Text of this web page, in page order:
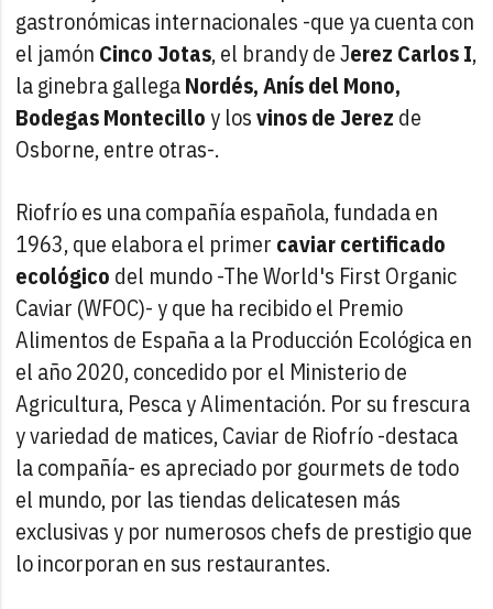
gastronómicas internacionales -que ya cuenta con
el jamón Cinco Jotas, el brandy de Jerez Carlos I,
la ginebra gallegaNordés, Anís del Mono,
Bodegas Montecilloy losvinos de Jerez de
Osborne, entre otras-.
Riofrío es una compañía española, fundada en
1963, que elabora el primer caviar certificado
ecológico del mundo -The World's First Organic
Caviar (WFOC)- y que ha recibido el Premio
Alimentos de España a la Producción Ecológica en
el año 2020, concedido por el Ministerio de
Agricultura, Pesca y Alimentación. Por su frescura
y variedad de matices, Caviar de Riofrío -destaca
la compañía- es apreciado por gourmets de todo
el mundo, por las tiendas delicatesen más
exclusivas y por numerosos chefs de prestigio que
lo incorporan en sus restaurantes.